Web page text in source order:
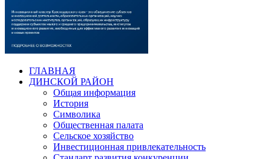
ГЛАВНАЯ
ДИНСКОЙ РАЙОН
Общая информация
История
Символика
Общественная палата
Сельское хозяйство
Инвестиционная привлекательность